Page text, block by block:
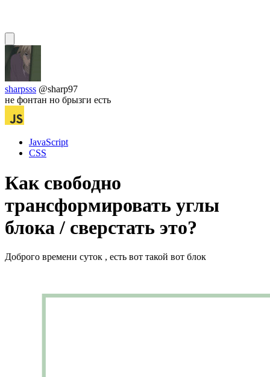
sharpsss @sharp97
не фонтан но брызги есть
JavaScript
CSS
Как свободно
трансформировать углы
блока / сверстать это?
Доброго времени суток , есть вот такой вот блок